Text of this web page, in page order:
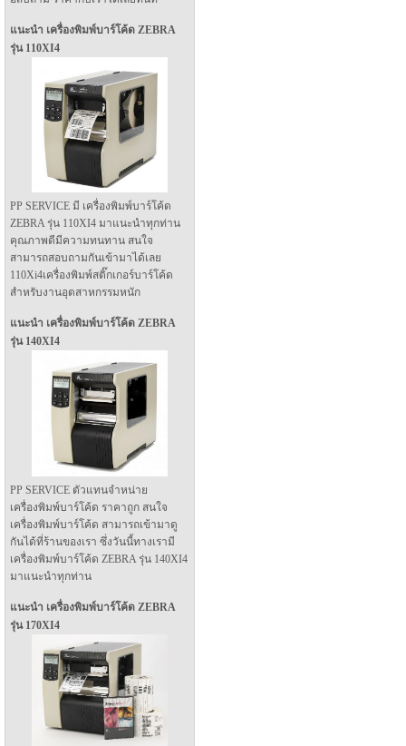
แนะนำ เครื่องพิมพ์บาร์โค้ด ZEBRA
รุ่น 110XI4
PP SERVICE มี เครื่องพิมพ์บาร์โค้ด
ZEBRA รุ่น 110XI4 มาแนะนำทุกท่าน
คุณภาพดีมีความทนทาน สนใจ
สามารถสอบถามกันเข้ามาได้เลย
110Xi4เครื่องพิมพ์สติ๊กเกอร์บาร์โค้ด
สำหรับงานอุตสาหกรรมหนัก
แนะนำ เครื่องพิมพ์บาร์โค้ด ZEBRA
รุ่น 140XI4
PP SERVICE ตัวแทนจำหน่าย
เครื่องพิมพ์บาร์โค้ด ราคาถูก สนใจ
เครื่องพิมพ์บาร์โค้ด สามารถเข้ามาดู
กันได้ที่ร้านของเรา ซึ่งวันนี้ทางเรามี
เครื่องพิมพ์บาร์โค้ด ZEBRA รุ่น 140XI4
มาแนะนำทุกท่าน
แนะนำ เครื่องพิมพ์บาร์โค้ด ZEBRA
รุ่น 170XI4